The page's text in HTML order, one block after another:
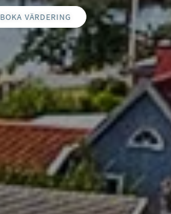
BOKA VÄRDERING